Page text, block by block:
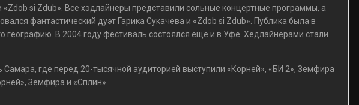
si Zdub». Все хэдлайнеры представили сольные концертные программы, а
фантастический дуэт Гарика Сукачева и «Zdob si Zdub». Публика была в
В 2004 году фестиваль состоялся ещё и в Уфе. Хедлайнерами стали
где перед 20-тысячной аудиторией выступили «Корней», «БИ 2», Земфира
Земфира и «Сплин».